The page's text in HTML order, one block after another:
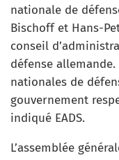
nationale de
Bischoff et Hans-
conseil
défense
nationales de
gouvernement
indiqué EADS.
L’assemblée